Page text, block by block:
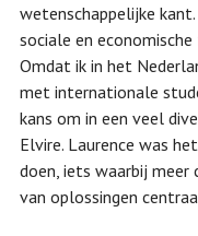
wetenschappelijke
sociale en
Omdat ik in het
met internationale
kans om in een veel
Elvire. Laurence was
doen, iets waarbij
van oplossingen